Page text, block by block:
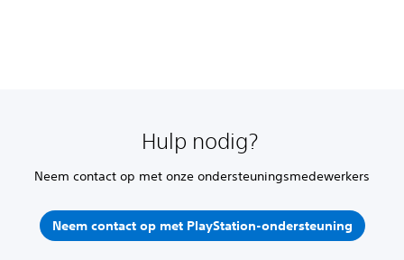
Hulp nodig?
Neem contact op met onze ondersteuningsmedewerkers
Neem contact op met PlayStation-ondersteuning